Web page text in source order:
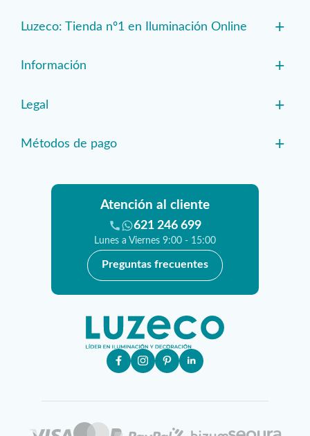
Luzeco: Tienda nº1 en Iluminación Online +
Información +
Legal +
Métodos de pago +
Atención al cliente
621 246 699
Lunes a Viernes 9:00 - 15:00
Preguntas frecuentes